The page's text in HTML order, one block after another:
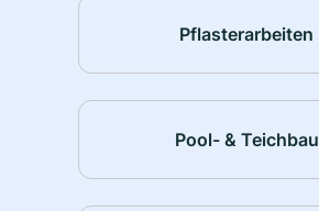
Pflasterarbeiten
Pool- & Teichbau